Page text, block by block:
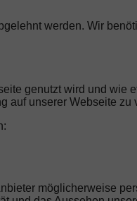
werden. Wir
genutzt wird und wie
auf unserer Webseite zu
möglicherweise